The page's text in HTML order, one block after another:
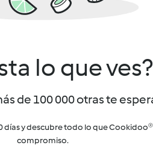
lo que ves?
de 100 000 otras te
días y descubre todo lo que
compromiso.